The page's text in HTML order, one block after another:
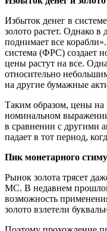
Избыток денег в
золото растет. Однако в
поднимает все
система (ФРС) создает
цены растут на все.
относительно
на другие бумажные
Таким образом, цены
номинальном
в сравнении с другими
падает в тот период,
Пик монетарного
Рынок золота трясет
МС. В недавнем
возможность
золото взлетели